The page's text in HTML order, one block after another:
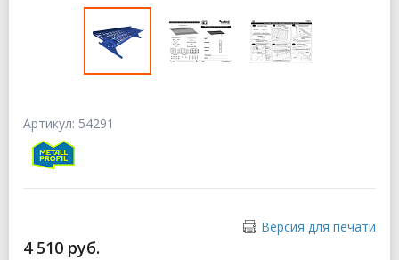
Артикул: 54291
Версия для печати
4 510 руб.